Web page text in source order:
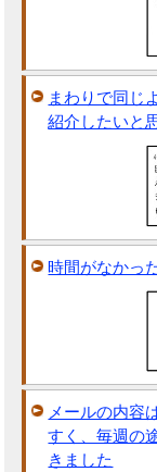
まわりで同じ
紹介したいと
時間がなかっ
メールの内容
すく、毎週の
きました